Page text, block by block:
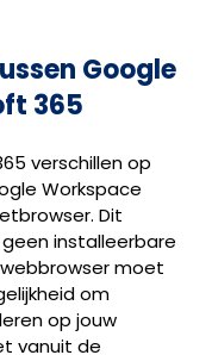
Google
365
verschillen op
Workspace
Dit
installeerbare
moet
om
op jouw
vanuit de